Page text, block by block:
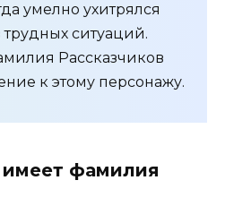
умелно ухитрялся
трудных ситуаций.
Рассказчиков
к этому персонажу.
имеет фамилия